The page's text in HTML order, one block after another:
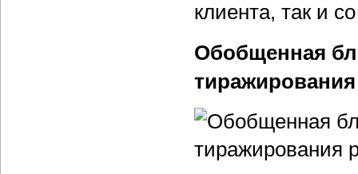
клиента, так и
Обобщенная